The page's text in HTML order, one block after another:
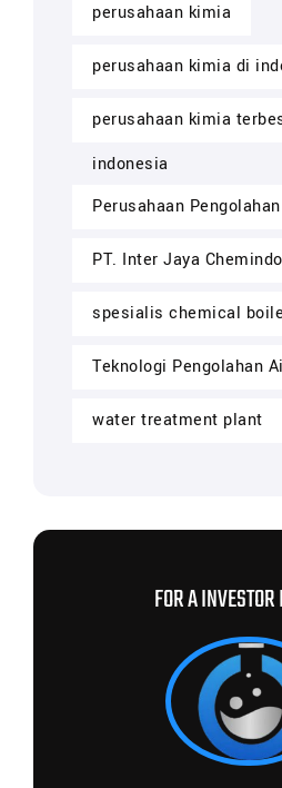
perusahaan kimia
perusahaan kimia di
perusahaan kimia
indonesia
Perusahaan
PT. Inter Jaya Chemindo
spesialis chemical
Teknologi Pengolahan
water treatment plant
FOR A